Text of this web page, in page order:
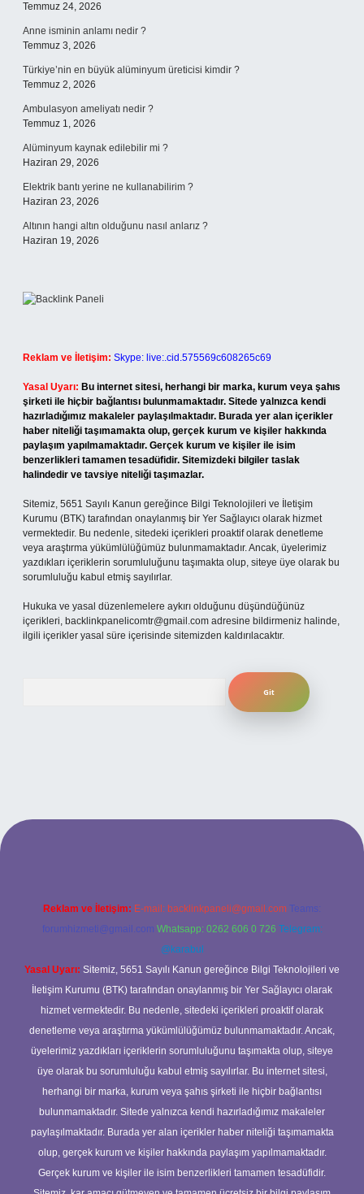
Temmuz 24, 2026
Anne isminin anlamı nedir ?
Temmuz 3, 2026
Türkiye’nin en büyük alüminyum üreticisi kimdir ?
Temmuz 2, 2026
Ambulasyon ameliyatı nedir ?
Temmuz 1, 2026
Alüminyum kaynak edilebilir mi ?
Haziran 29, 2026
Elektrik bantı yerine ne kullanabilirim ?
Haziran 23, 2026
Altının hangi altın olduğunu nasıl anlarız ?
Haziran 19, 2026
Reklam ve İletişim: Skype: live:.cid.575569c608265c69
Yasal Uyarı: Bu internet sitesi, herhangi bir marka, kurum veya şahıs
şirketi ile hiçbir bağlantısı bulunmamaktadır. Sitede yalnızca kendi
hazırladığımız makaleler paylaşılmaktadır. Burada yer alan içerikler
haber niteliği taşımamakta olup, gerçek kurum ve kişiler hakkında
paylaşım yapılmamaktadır. Gerçek kurum ve kişiler ile isim
benzerlikleri tamamen tesadüfidir. Sitemizdeki bilgiler taslak
halindedir ve tavsiye niteliği taşımazlar.
Sitemiz, 5651 Sayılı Kanun gereğince Bilgi Teknolojileri ve İletişim
Kurumu (BTK) tarafından onaylanmış bir Yer Sağlayıcı olarak hizmet
vermektedir. Bu nedenle, sitedeki içerikleri proaktif olarak denetleme
veya araştırma yükümlülüğümüz bulunmamaktadır. Ancak, üyelerimiz
yazdıkları içeriklerin sorumluluğunu taşımakta olup, siteye üye olarak bu
sorumluluğu kabul etmiş sayılırlar.
Hukuka ve yasal düzenlemelere aykırı olduğunu düşündüğünüz
içerikleri, backlinkpanelicomtr@gmail.com adresine bildirmeniz halinde,
ilgili içerikler yasal süre içerisinde sitemizden kaldırılacaktır.
Reklam ve İletişim: E-mail: backlinkpaneli@gmail.com Teams:
forumhizmeti@gmail.com Whatsapp: 0262 606 0 726 Telegram:
@karabul
Yasal Uyarı: Sitemiz, 5651 Sayılı Kanun gereğince Bilgi Teknolojileri ve
İletişim Kurumu (BTK) tarafından onaylanmış bir Yer Sağlayıcı olarak
hizmet vermektedir. Bu nedenle, sitedeki içerikleri proaktif olarak
denetleme veya araştırma yükümlülüğümüz bulunmamaktadır. Ancak,
üyelerimiz yazdıkları içeriklerin sorumluluğunu taşımakta olup, siteye
üye olarak bu sorumluluğu kabul etmiş sayılırlar. Bu internet sitesi,
herhangi bir marka, kurum veya şahıs şirketi ile hiçbir bağlantısı
bulunmamaktadır. Sitede yalnızca kendi hazırladığımız makaleler
paylaşılmaktadır. Burada yer alan içerikler haber niteliği taşımamakta
olup, gerçek kurum ve kişiler hakkında paylaşım yapılmamaktadır.
Gerçek kurum ve kişiler ile isim benzerlikleri tamamen tesadüfidir.